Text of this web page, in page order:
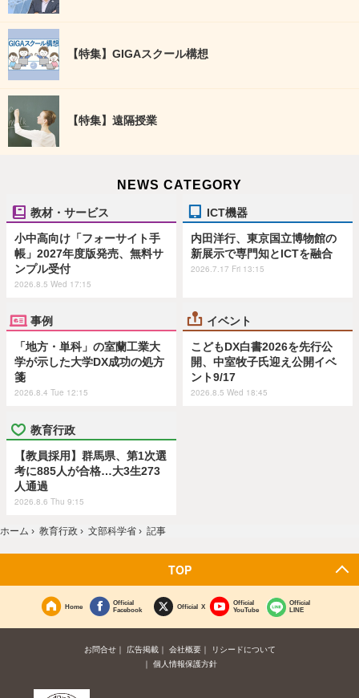
【特集】GIGAスクール構想
【特集】遠隔授業
NEWS CATEGORY
教材・サービス
小中高向け「フォーサイト手
帳」2027年度版発売、無料サ
ンプル受付
2026.8.5 Wed 17:15
ICT機器
内田洋行、東京国立博物館の
新展示で専門知とICTを融合
2026.7.17 Fri 13:15
事例
「地方・単科」の室蘭工業大
学が示した大学DX成功の処方
箋
2026.8.4 Tue 12:15
イベント
こどもDX白書2026を先行公
開、中室牧子氏迎え公開イベ
ント9/17
2026.8.5 Wed 18:45
教育行政
【教員採用】群馬県、第1次選
考に885人が合格…大3生273
人通過
2026.8.6 Thu 9:15
ホーム › 教育行政 › 文部科学省 › 記事
TOP
Home
Official
Facebook
Official X
Official
YouTube
Official
LINE
お問合せ 広告掲載 会社概要
リシードについて
個人情報保護方針